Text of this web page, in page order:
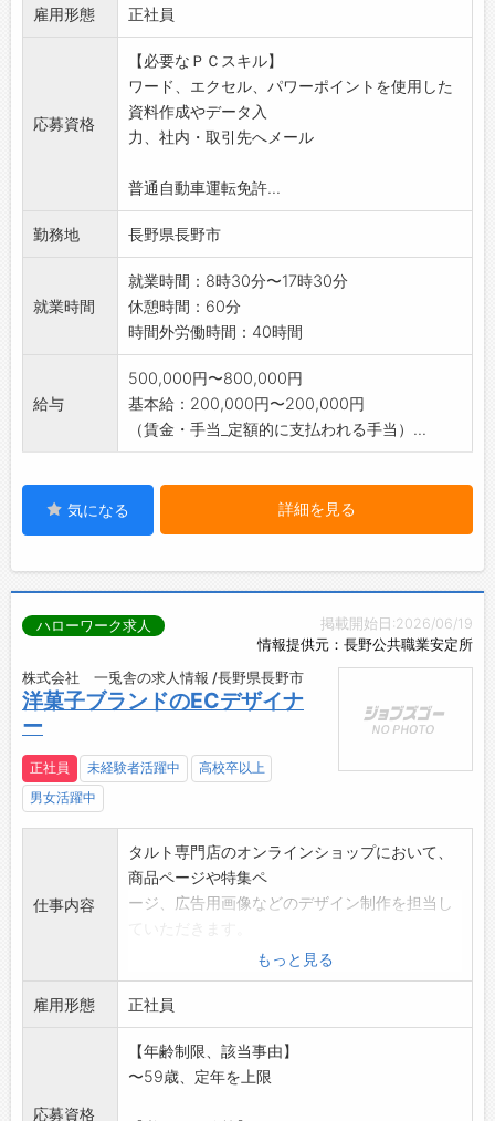
示す仕組みを作るこ
とが可能です。
一から研修を行いますので、安心してスタート
が出来ます。
女性スタッフが活躍中です!
*PCを使ったデータ入力業務有。
【変更範囲:変更なし】
雇用形態 正社員
応募資格
【必要なＰＣスキル】
ワード、エクセル、パワーポイントを使用した
資料作成やデータ入
力、社内・取引先へメール
普通自動車運転免許...
勤務地 長野県長野市
就業時間
就業時間：8時30分〜17時30分
休憩時間：60分
時間外労働時間：40時間
給与
500,000円〜800,000円
基本給：200,000円〜200,000円
（賃金・手当_定額的に支払われる手当）...
気になる 詳細を見る
掲載開始日:2026/06/19
情報提供元：長野公共職業安定所
ハローワーク求人
株式会社 一兎舎の求人情報 /長野県長野市
洋菓子ブランドのECデザイナ
ー
正社員 未経験者活躍中
高校卒以上
男女活躍中
仕事内容
タルト専門店のオンラインショップにおいて、
商品ページや特集ペ
ージ、広告用画像などのデザイン制作を担当し
タルトやスイーツの魅力を伝える画像やバナー
制作、商品詳細ペー
ジやランディングページのデザイン・改善を行
います。市場動向や
販売状況を踏まえながら、売上向上につながる
企画やデザイン提案
もっと見る
雇用形態 正社員
応募資格
【年齢制限、該当事由】
〜59歳、定年を上限